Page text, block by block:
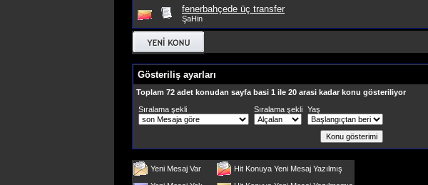
fenerbahçede üç transfer
ŞaHin
Gösteriliş ayarları
Toplam 72 adet konudan sayfa basi 1 ile 20 arasi kadar konu gösteriliyor
Sıralama şekli
Sıralama şekli Yaş
Yeni Mesaj Var
Hit Konuya Yeni Mesaj Yazılmış